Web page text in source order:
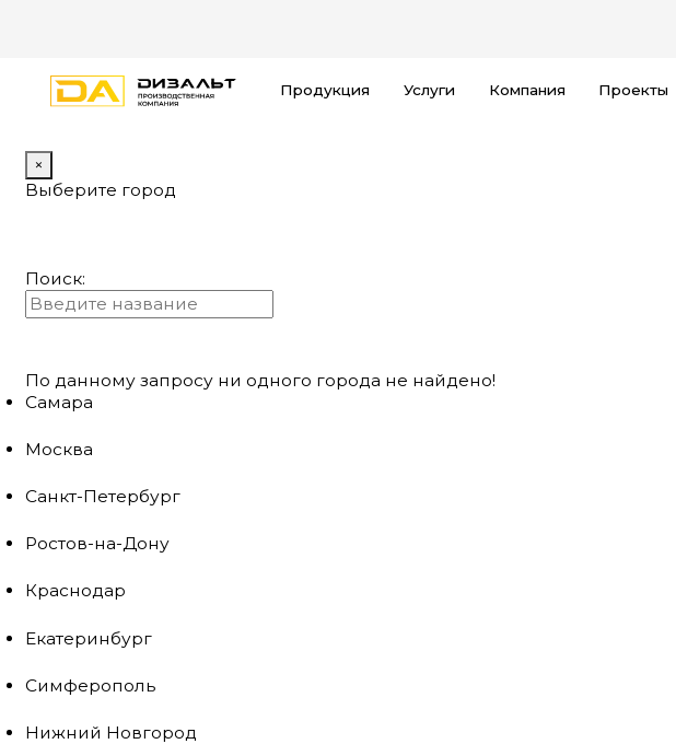
Продукция Услуги Компания Проекты
×
Выберите город
Поиск:
По данному запросу ни одного города не найдено!
Самара
Москва
Санкт-Петербург
Ростов-на-Дону
Краснодар
Екатеринбург
Симферополь
Нижний Новгород